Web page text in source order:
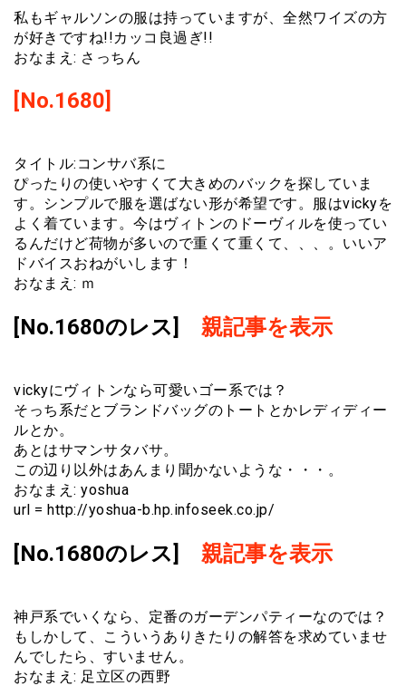
私もギャルソンの服は持っていますが、全然ワイズの方
が好きですね!!カッコ良過ぎ!!
おなまえ: さっちん
[No.1680]
タイトル:コンサバ系に
ぴったりの使いやすくて大きめのバックを探していま
す。シンプルで服を選ばない形が希望です。服はvickyを
よく着ています。今はヴィトンのドーヴィルを使ってい
るんだけど荷物が多いので重くて重くて、、、。いいア
ドバイスおねがいします！
おなまえ: ｍ
[No.1680のレス] 親記事を表示
vickyにヴィトンなら可愛いゴー系では？
そっち系だとブランドバッグのトートとかレディディー
ルとか。
あとはサマンサタバサ。
この辺り以外はあんまり聞かないような・・・。
おなまえ: yoshua
url = http://yoshua-b.hp.infoseek.co.jp/
[No.1680のレス] 親記事を表示
神戸系でいくなら、定番のガーデンパティーなのでは？
もしかして、こういうありきたりの解答を求めていませ
んでしたら、すいません。
おなまえ: 足立区の西野